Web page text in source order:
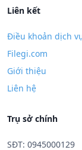
Liên kết
Điều khoản dịch
Filegi.com
Giới thiệu
Liên hệ
Trụ sở chính
SĐT: 0945000129